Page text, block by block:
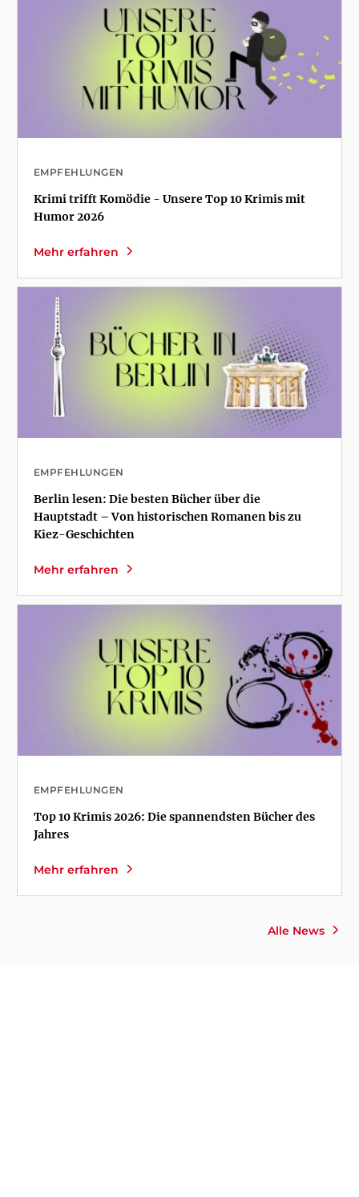
Alle News
EMPFEHLUNGEN
Krimi trifft Komödie - Unsere Top 10 Krimis mit
Humor 2026
Mehr erfahren
EMPFEHLUNGEN
Berlin lesen: Die besten Bücher über die
Hauptstadt – Von historischen Romanen bis zu
Kiez-Geschichten
Mehr erfahren
EMPFEHLUNGEN
Top 10 Krimis 2026: Die spannendsten Bücher des
Jahres
Mehr erfahren